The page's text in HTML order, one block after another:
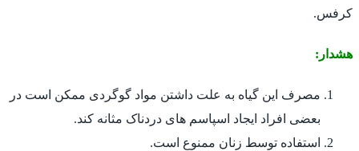
کرفس.
هشدار:
مصرف این گیاه به علت داشتن مواد گوگردی ممکن است در
بعضی افراد ایجاد اسپاسم های دردناک مثانه کند.
استفاده توسط زنان ممنوع است.